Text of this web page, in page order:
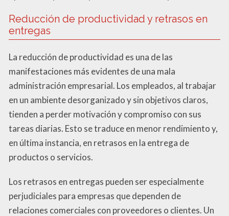
Reducción de productividad y retrasos en
entregas
La reducción de productividad es una de las
manifestaciones más evidentes de una mala
administración empresarial. Los empleados, al trabajar
en un ambiente desorganizado y sin objetivos claros,
tienden a perder motivación y compromiso con sus
tareas diarias. Esto se traduce en menor rendimiento y,
en última instancia, en retrasos en la entrega de
productos o servicios.
Los retrasos en entregas pueden ser especialmente
perjudiciales para empresas que dependen de
relaciones comerciales con proveedores o clientes. Un